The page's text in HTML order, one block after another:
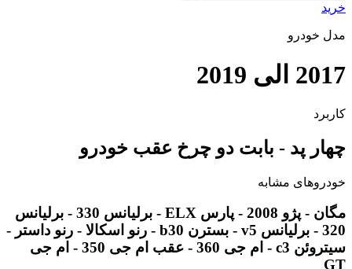
خرید
مدل خودرو
2017 الی 2019
کاربرد
چهار پد - بابت دو چرخ عقب خودرو
خودروهای مشابه
مگان - پژو 2008 - پارس ELX - برلیانس 330 - برلیانس
320 - برلیانس v5 - بسترن b30 - رنو اسکالا - رنو داستر -
سیتروئن c3 - ام جی 360 - عقب ام جی 350 - ام جی
GT